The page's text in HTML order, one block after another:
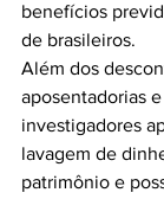
benefícios
de brasileiros.
Além dos
aposentadorias
investigadores
lavagem de
patrimônio e